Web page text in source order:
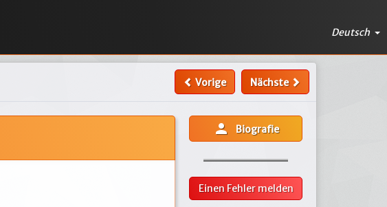
Deutsch
Vorige Nächste
person Biografie
Einen Fehler melden